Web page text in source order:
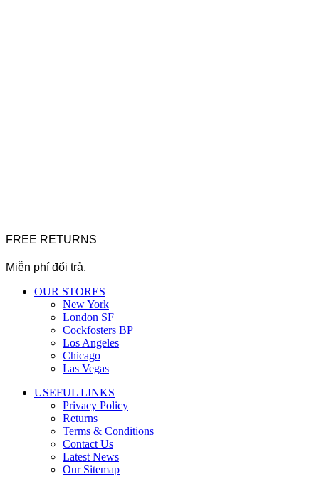
FREE RETURNS
Miễn phí đổi trả.
OUR STORES
New York
London SF
Cockfosters BP
Los Angeles
Chicago
Las Vegas
USEFUL LINKS
Privacy Policy
Returns
Terms & Conditions
Contact Us
Latest News
Our Sitemap